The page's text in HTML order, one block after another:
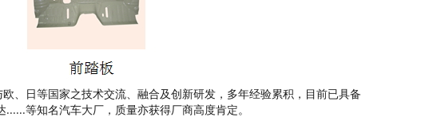
、日等国家之技术交流、融合及创新研发，多年经验累积，目前已具备
等知名汽车大厂，质量亦获得厂商高度肯定。